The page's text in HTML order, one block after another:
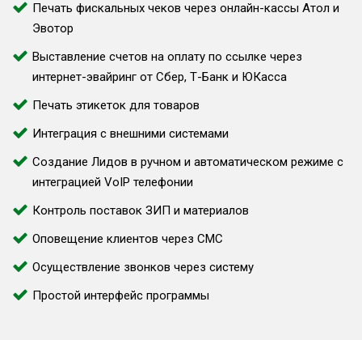
Печать фискальных чеков через онлайн-кассы Атол и
Эвотор
Выставление счетов на оплату по ссылке через
интернет-эвайринг от Сбер, Т-Банк и ЮКасса
Печать этикеток для товаров
Интеграция с внешними системами
Создание Лидов в ручном и автоматическом режиме с
интеграцией VoIP телефонии
Контроль поставок ЗИП и материалов
Оповещение клиентов через СМС
Осуществление звонков через систему
Простой интерфейс программы